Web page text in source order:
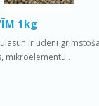
1kg
ir ūdeni
mikroelementu..